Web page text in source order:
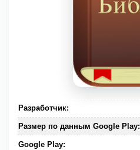
Разработчик:
Размер по данным Google Play:
Google Play: